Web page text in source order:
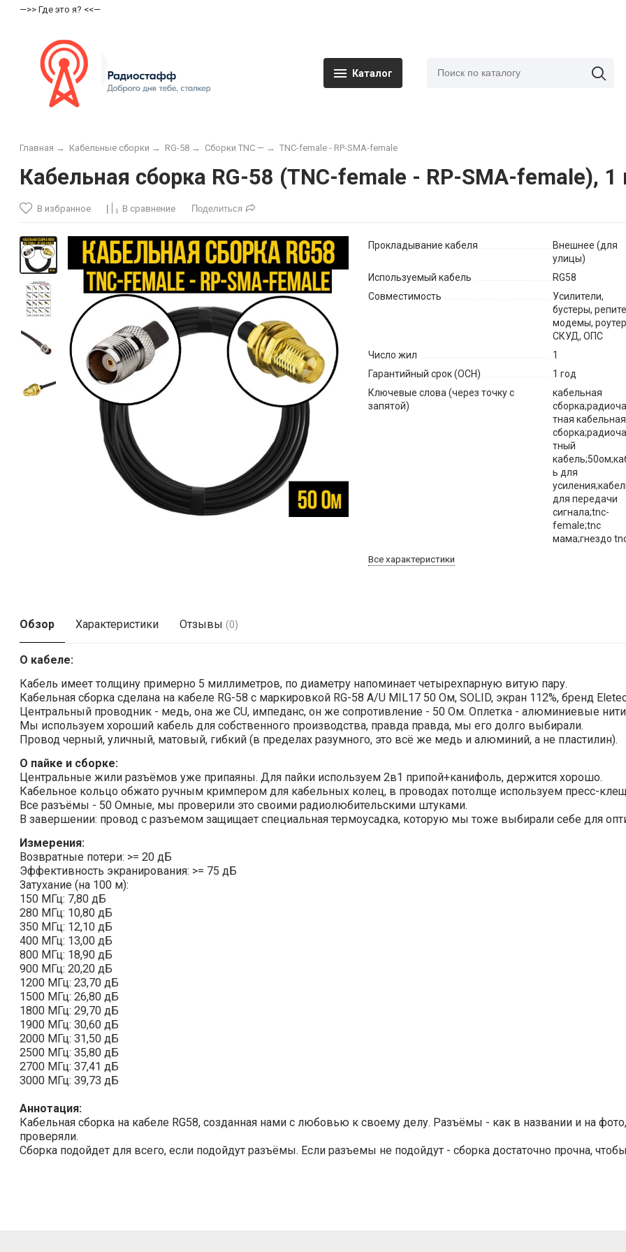
—>> Где это я? <<—
Каталог
Главная → Кабельные сборки → RG-58 → Сборки TNC — → TNC-female - RP-SMA-female
Кабельная сборка RG-58 (TNC-female - RP-SMA-female), 1
В избранное В сравнение Поделиться
Прокладывание кабеля
Внешнее (для
улицы)
Используемый кабель
RG58
Совместимость
Усилители,
бустеры,
модемы,
СКУД, ОПС
Число жил
1
Гарантийный срок (ОСН)
1 год
Ключевые слова (через точку с
запятой)
кабельная
тная кабельная
тный
ь для
для передачи
сигнала;tnc-
female;tnc
мама;гнездо
Все характеристики
Обзор Характеристики Отзывы (0)
О кабеле:
Кабель имеет толщину примерно 5 миллиметров, по диаметру напоминает четырехпарную витую пару.
Кабельная сборка сделана на кабеле RG-58 с маркировкой RG-58 A/U MIL17 50 Ом, SOLID, экран 112%, бренд
Центральный проводник - медь, она же CU, импеданс, он же сопротивление - 50 Ом. Оплетка - алюминиевые
Мы используем хороший кабель для собственного производства, правда правда, мы его долго выбирали.
Провод черный, уличный, матовый, гибкий (в пределах разумного, это всё же медь и алюминий, а не пластилин).
О пайке и сборке:
Центральные жили разъёмов уже припаяны. Для пайки используем 2в1 припой+канифоль, держится хорошо.
Кабельное кольцо обжато ручным кримпером для кабельных колец, в проводах потолще используем пресс-
Все разъёмы - 50 Омные, мы проверили это своими радиолюбительскими штуками.
В завершении: провод с разъемом защищает специальная термоусадка, которую мы тоже выбирали себе для
Измерения:
Возвратные потери: >= 20 дБ
Эффективность экранирования: >= 75 дБ
Затухание (на 100 м):
150 МГц: 7,80 дБ
280 МГц: 10,80 дБ
350 МГц: 12,10 дБ
400 МГц: 13,00 дБ
800 МГц: 18,90 дБ
900 МГц: 20,20 дБ
1200 МГц: 23,70 дБ
1500 МГц: 26,80 дБ
1800 МГц: 29,70 дБ
1900 МГц: 30,60 дБ
2000 МГц: 31,50 дБ
2500 МГц: 35,80 дБ
2700 МГц: 37,41 дБ
3000 МГц: 39,73 дБ
Аннотация:
Кабельная сборка на кабеле RG58, созданная нами с любовью к своему делу. Разъёмы - как в названии и на
проверяли.
Сборка подойдет для всего, если подойдут разъёмы. Если разъемы не подойдут - сборка достаточно прочна,